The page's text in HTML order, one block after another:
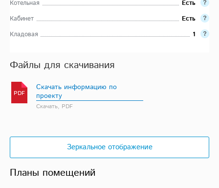
Котельная
Есть
Кабинет
Есть
Кладовая
1
Файлы для скачивания
PDF
Скачать информацию по
проекту
Скачать, PDF
Планы помещений
Зеркальное отображение